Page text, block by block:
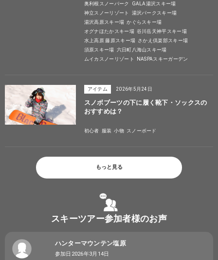
奥利根スノーパーク
GALA湯沢スキー場
神立スノーリゾート
湯沢パークスキー場
湯沢高原スキー場 かぐらスキー場
オグナほたかスキー場 谷川岳天神平スキー場
水上高原 藤原スキー場 さかえ倶楽部スキー場
須原スキー場 六日町八海山スキー場
ムイカスノーリゾート
NASPAスキーガーデン
アイテム 2026年5月24日
スノボブーツの下に履く靴下・ソックスの
おすすめは？
初心者 服装 小物 スノーボード
もっと見る
スキーツアー参加者様のお声
ハンターマウンテン塩原
参加日2026年3月14日